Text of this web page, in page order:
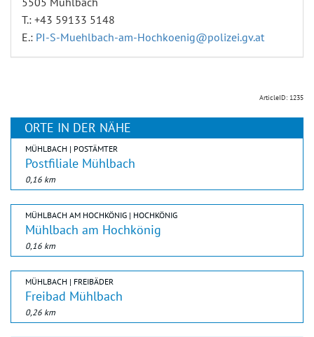
T.: +43 59133 5148
E.: PI-S-Muehlbach-am-Hochkoenig@polizei.gv.at
ArticleID: 1235
ORTE IN DER NÄHE
MÜHLBACH | POSTÄMTER
Postfiliale Mühlbach
0,16 km
MÜHLBACH AM HOCHKÖNIG | HOCHKÖNIG
Mühlbach am Hochkönig
0,16 km
MÜHLBACH | FREIBÄDER
Freibad Mühlbach
0,26 km